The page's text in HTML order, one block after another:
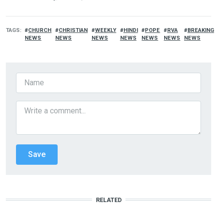
TAGS
CHURCH
NEWS
CHRISTIAN
NEWS
WEEKLY
NEWS
HINDI
NEWS
POPE
NEWS
RVA
NEWS
BREAKING
NEWS
RELATED